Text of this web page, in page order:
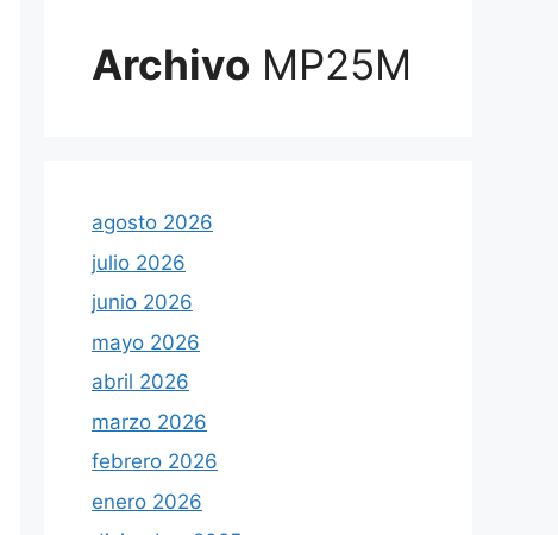
Archivo MP25M
agosto 2026
julio 2026
junio 2026
mayo 2026
abril 2026
marzo 2026
febrero 2026
enero 2026